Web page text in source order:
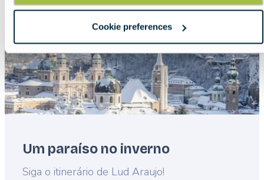
Cookie preferences
Um paraíso no inverno
Lead
Siga o itinerário de Lud Araujo!